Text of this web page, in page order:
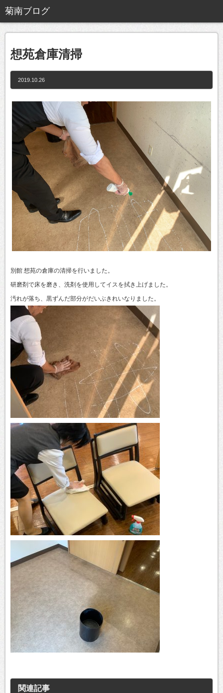
想苑倉庫清掃
2019.10.26
別館 想苑の倉庫の清掃を行いました。
研磨剤で床を磨き、洗剤を使用してイスを拭き上げました。
汚れが落ち、黒ずんだ部分がだいぶきれいなりました。
関連記事